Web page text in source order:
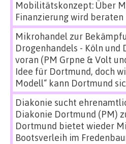
Mobilitätskonzept: Über
Finanzierung wird beraten
Mikrohandel zur
Drogenhandels - Köln und
voran (PM Grpne & Volt
Idee für Dortmund, doch
Modell“ kann Dortmund
Diakonie sucht
Diakonie Dortmund (PM)
Dortmund bietet wieder
Bootsverleih im